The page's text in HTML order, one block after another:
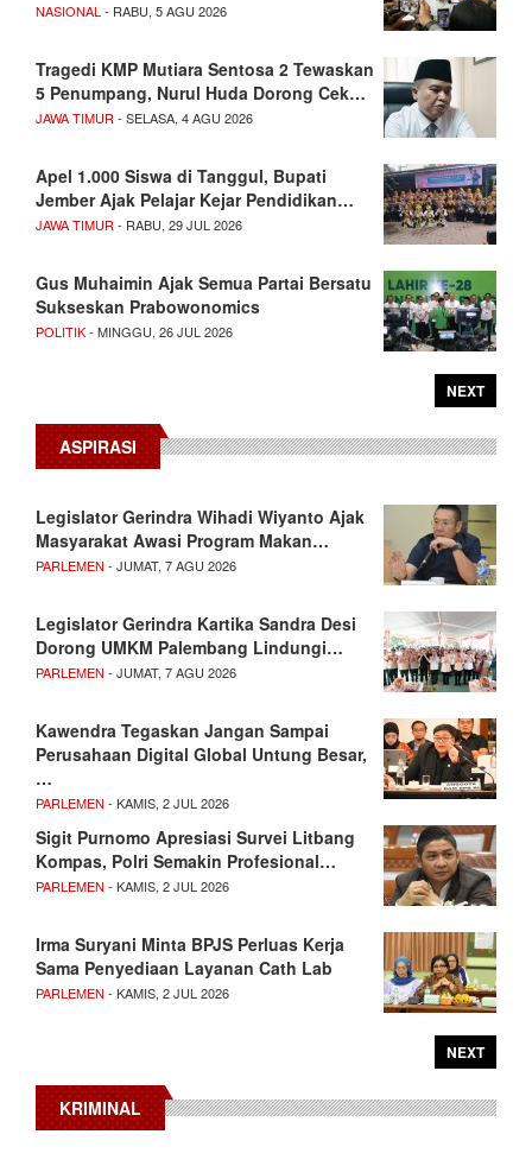
NASIONAL - RABU, 5 AGU 2026
Tragedi KMP Mutiara Sentosa 2 Tewaskan
5 Penumpang, Nurul Huda Dorong Cek…
JAWA TIMUR - SELASA, 4 AGU 2026
Apel 1.000 Siswa di Tanggul, Bupati
Jember Ajak Pelajar Kejar Pendidikan…
JAWA TIMUR - RABU, 29 JUL 2026
Gus Muhaimin Ajak Semua Partai Bersatu
Sukseskan Prabowonomics
POLITIK- MINGGU, 26 JUL 2026
NEXT
ASPIRASI
Legislator Gerindra Wihadi Wiyanto Ajak
Masyarakat Awasi Program Makan…
PARLEMEN - JUMAT, 7 AGU 2026
Legislator Gerindra Kartika Sandra Desi
Dorong UMKM Palembang Lindungi…
PARLEMEN - JUMAT, 7 AGU 2026
Kawendra Tegaskan Jangan Sampai
Perusahaan Digital Global Untung Besar,
…
PARLEMEN - KAMIS, 2 JUL 2026
Sigit Purnomo Apresiasi Survei Litbang
Kompas, Polri Semakin Profesional…
PARLEMEN - KAMIS, 2 JUL 2026
Irma Suryani Minta BPJS Perluas Kerja
Sama Penyediaan Layanan Cath Lab
PARLEMEN - KAMIS, 2 JUL 2026
NEXT
KRIMINAL